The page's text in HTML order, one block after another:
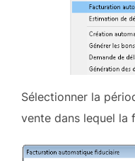
Sélectionner la
vente dans lequel la